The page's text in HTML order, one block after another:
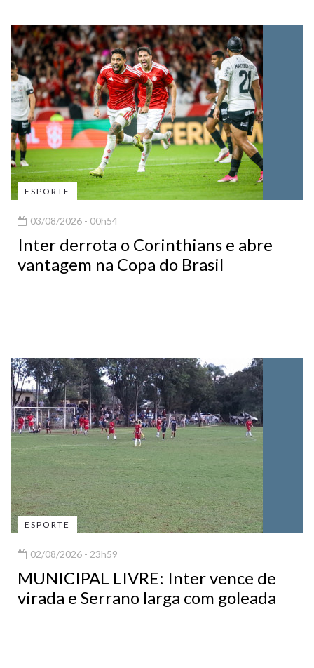
ESPORTE
03/08/2026 - 00h54
Inter derrota o Corinthians e abre
vantagem na Copa do Brasil
ESPORTE
02/08/2026 - 23h59
MUNICIPAL LIVRE: Inter vence de
virada e Serrano larga com goleada